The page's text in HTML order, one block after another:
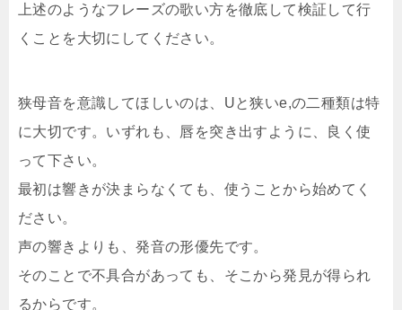
上述のようなフレーズの歌い方を徹底して検証して行
くことを大切にしてください。
狭母音を意識してほしいのは、Uと狭いe,の二種類は特
に大切です。いずれも、唇を突き出すように、良く使
って下さい。
最初は響きが決まらなくても、使うことから始めてく
ださい。
声の響きよりも、発音の形優先です。
そのことで不具合があっても、そこから発見が得られ
るからです。